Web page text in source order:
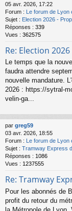
05 avr. 2026, 17:22
Forum : Le forum de Lyon
Sujet : Election 2026 -
Réponses : 339
Vues : 362575
Re: Election
Le temps que la
faudra attendre
nouvelle mandature.
2026 : https://sytral-
velin-ga...
par greg59
03 avr. 2026, 18:55
Forum :
Le forum de Lyon
Sujet : Tramway Express
Réponses : 1086
Vues : 1237555
Re: Tramway
Pour les abonnés de
profit du retour du